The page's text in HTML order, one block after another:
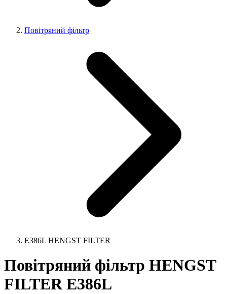
Повітряний фільтр
E386L HENGST FILTER
Повітряний фільтр HENGST
FILTER E386L